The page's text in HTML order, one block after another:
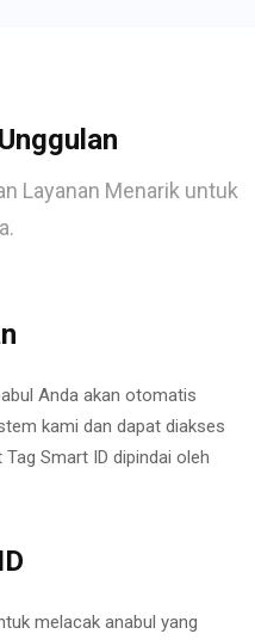
Layanan Menarik untuk
Anda akan otomatis
kami dan dapat diakses
Smart ID dipindai oleh
melacak anabul yang